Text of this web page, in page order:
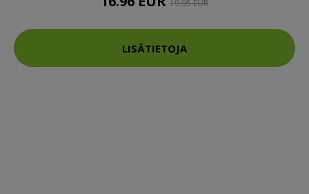
19.95 EUR
LISÄTIETOJA